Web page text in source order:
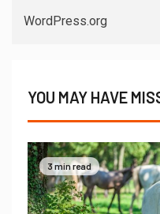
WordPress.org
YOU MAY HAVE
3 min read